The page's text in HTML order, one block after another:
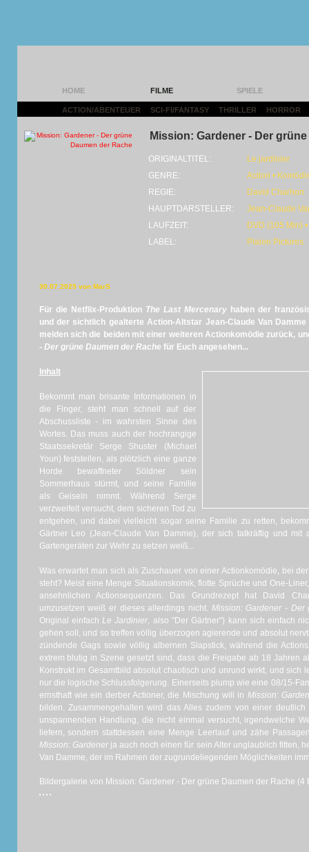
HOME FILME SPIELE
ACTION/ABENTEUER SCI-FI/FANTASY THRILLER HORROR
Mission: Gardener - Der
ORIGINALTITEL:
Le jardinier
GENRE:
Action •
REGIE:
David Charhon
HAUPTDARSTELLER:
Jean-Claude
LAUFZEIT:
DVD (105 Min)
LABEL:
Plaion Pictures
30.07.2025 von MarS
Für die Netflix-Produktion The Last Mercenaryhaben der
und der sichtlich gealterte Action-Altstar Jean-Claude Van
melden sich die beiden mit einer weiteren Actionkomödie zurück,
- Der grüne Daumen der Rache für Euch angesehen...
Inhalt
Bekommt man brisante Informationen in
die Finger, steht man schnell auf der
Abschussliste - im wahrsten Sinne des
Wortes. Das muss auch der hochrangige
Staatssekretär Serge Shuster (Michael
Youn) feststellen, als plötzlich eine ganze
Horde bewaffneter Söldner sein
Sommerhaus stürmt, und seine Familie
als Geiseln nimmt. Während Serge
verzweifelt versucht, dem sicheren Tod zu
entgehen, und dabei vielleicht sogar seine Familie zu retten,
Gärtner Leo (Jean-Claude Van Damme), der sich tatkräftig und mit
Gartengeräten zur Wehr zu setzen weiß...
Was erwartet man sich als Zuschauer von einer Actionkomödie, bei
steht? Meist eine Menge Situationskomik, flotte Sprüche und One-
ansehnlichen Actionsequenzen. Das Grundrezept hat David
umzusetzen weiß er dieses allerdings nicht. Mission: Gardener -
Original einfachLe Jardinier, also "Der Gärtner") kann sich einfach
gehen soll, und so treffen völlig überzogen agierende und absolut
zündende Gags sowie völlig albernen Slapstick, während die
extrem blutig in Szene gesetzt sind, dass die Freigabe ab 18 Jahren
Konstrukt im Gesamtbild absolut chaotisch und unrund wirkt, und sich
nur die logische Schlussfolgerung. Einerseits plump wie eine 08/15-
ernsthaft wie ein derber Actioner, die Mischung will in Mission:
bilden. Zusammengehalten wird das Alles zudem von einer
unspannenden Handlung, die nicht einmal versucht, irgendwelche
liefern, sondern stattdessen eine Menge Leerlauf und zähe
Mission: Gardenerja auch noch einen für sein Alter unglaublich fitten,
Van Damme, der im Rahmen der zugrundeliegenden Möglichkeiten
Bildergalerie von Mission: Gardener - Der grüne Daumen der Rache (4